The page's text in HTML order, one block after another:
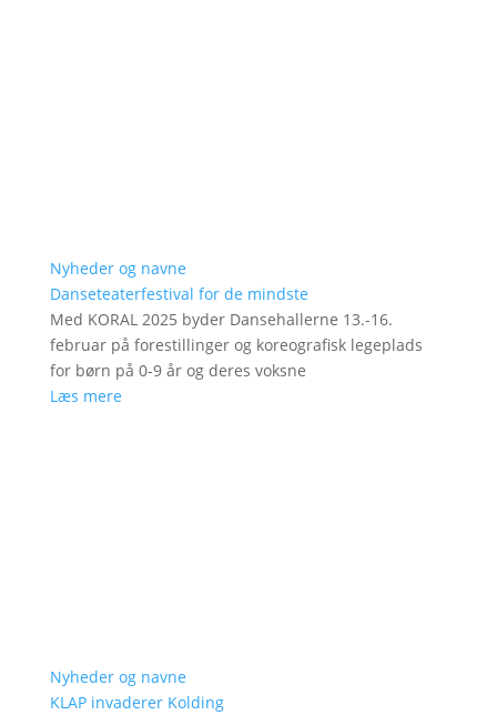
Nyheder og navne
Danseteaterfestival for de mindste
Med KORAL 2025 byder Dansehallerne 13.-16.
februar på forestillinger og koreografisk legeplads
for børn på 0-9 år og deres voksne
Læs mere
Nyheder og navne
KLAP invaderer Kolding